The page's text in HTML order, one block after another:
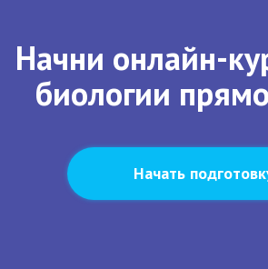
Начни онлайн-
биологии
Начать